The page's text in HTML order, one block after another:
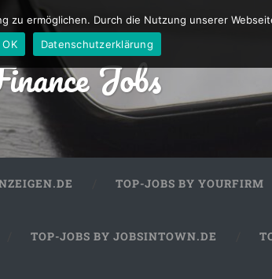
Jobs
TOP-JOBS BY YOURFIRM
TOP-JOBS BY JOBSINTOWN.DE
ermöglichen. Durch die Nutzung unserer
OK
Datenschutzerklärung